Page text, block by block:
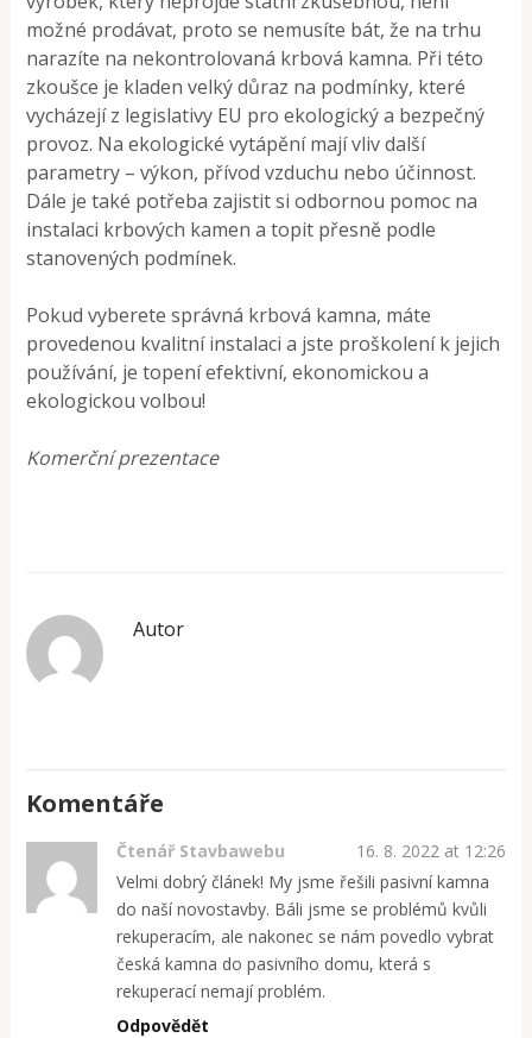
možné prodávat, proto se nemusíte bát, že na trhu
narazíte na nekontrolovaná krbová kamna. Při této
zkoušce je kladen velký důraz na podmínky, které
vycházejí z legislativy EU pro ekologický a bezpečný
provoz. Na ekologické vytápění mají vliv další
parametry – výkon, přívod vzduchu nebo účinnost.
Dále je také potřeba zajistit si odbornou pomoc na
instalaci krbových kamen a topit přesně podle
stanovených podmínek.
Pokud vyberete správná krbová kamna, máte
provedenou kvalitní instalaci a jste proškolení k jejich
používání, je topení efektivní, ekonomickou a
ekologickou volbou!
Komerční prezentace
Autor
Komentáře
Čtenář Stavbawebu
16. 8. 2022 at 12:26
Velmi dobrý článek! My jsme řešili pasivní kamna
do naší novostavby. Báli jsme se problémů kvůli
rekuperacím, ale nakonec se nám povedlo vybrat
česká kamna do pasivního domu, která s
rekuperací nemají problém.
Odpovědět